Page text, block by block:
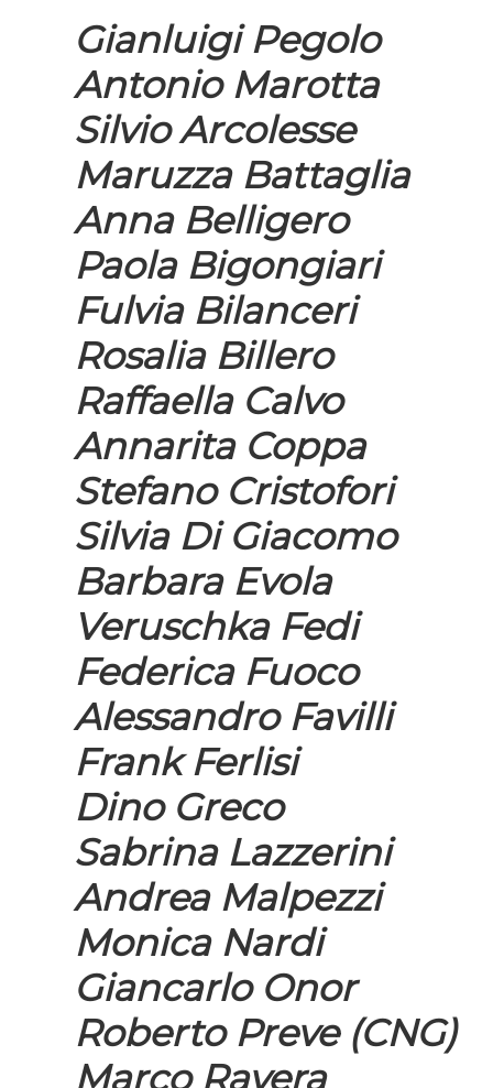
Gianluigi Pegolo
Antonio Marotta
Silvio Arcolesse
Maruzza Battaglia
Anna Belligero
Paola Bigongiari
Fulvia Bilanceri
Rosalia Billero
Raffaella Calvo
Annarita Coppa
Stefano Cristofori
Silvia Di Giacomo
Barbara Evola
Veruschka Fedi
Federica Fuoco
Alessandro Favilli
Frank Ferlisi
Dino Greco
Sabrina Lazzerini
Andrea Malpezzi
Monica Nardi
Giancarlo Onor
Roberto Preve (CNG)
Marco Ravera